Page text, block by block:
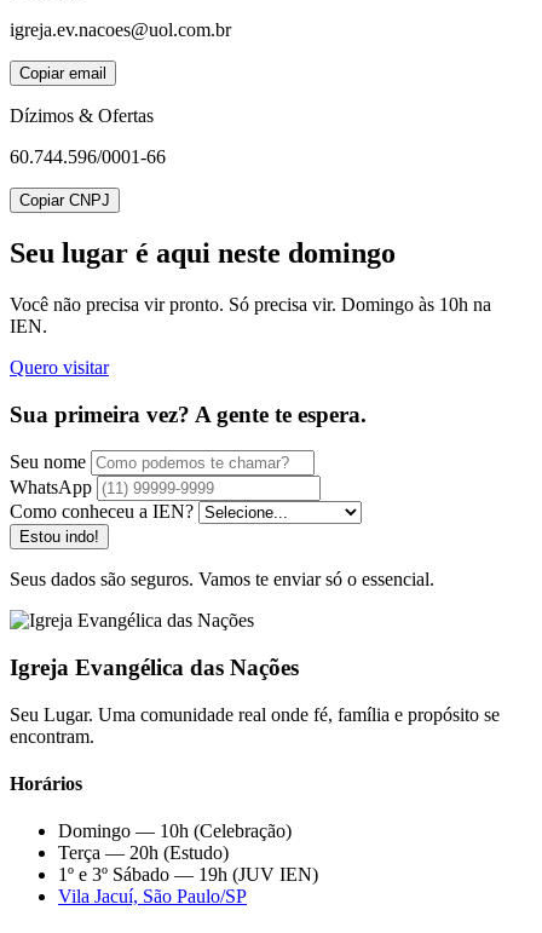
igreja.ev.nacoes@uol.com.br
Copiar email
Dízimos & Ofertas
60.744.596/0001-66
Copiar CNPJ
Seu lugar é aqui neste domingo
Você não precisa vir pronto. Só precisa vir. Domingo às 10h na
IEN.
Quero visitar
Sua primeira vez? A gente te espera.
Seu nome
WhatsApp
Como conheceu a IEN?
Estou indo!
Seus dados são seguros. Vamos te enviar só o essencial.
Igreja Evangélica das Nações
Seu Lugar. Uma comunidade real onde fé, família e propósito se
encontram.
Horários
Domingo — 10h (Celebração)
Terça — 20h (Estudo)
1º e 3º Sábado — 19h (JUV IEN)
Vila Jacuí, São Paulo/SP